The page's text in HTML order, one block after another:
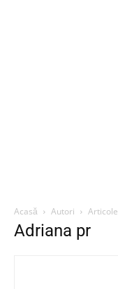
Acasă Autori
Adriana pr